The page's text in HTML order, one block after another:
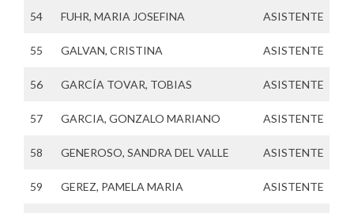
54 FUHR, MARIA JOSEFINA ASISTENTE
55 GALVAN, CRISTINA ASISTENTE
56 GARCÍA TOVAR, TOBIAS ASISTENTE
57 GARCIA, GONZALO MARIANO ASISTENTE
58 GENEROSO, SANDRA DEL VALLE ASISTENTE
59 GEREZ, PAMELA MARIA ASISTENTE